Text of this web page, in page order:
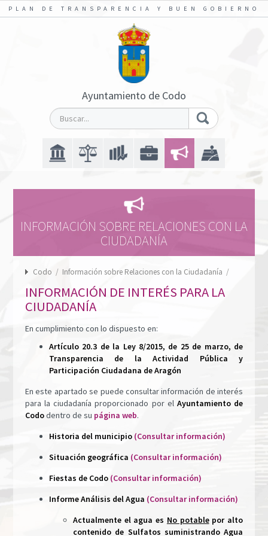
PLAN DE TRANSPARENCIA Y BUEN GOBIERNO
Ayuntamiento de Codo
INFORMACIÓN SOBRE RELACIONES CON LA
CIUDADANÍA
Codo / Información sobre Relaciones con la Ciudadanía /
INFORMACIÓN DE INTERÉS PARA LA
CIUDADANÍA
En cumplimiento con lo dispuesto en:
Artículo 20.3 de la Ley 8/2015, de 25 de marzo, de
Transparencia de la Actividad Pública y
Participación Ciudadana de Aragón
En este apartado se puede consultar información de interés
para la ciudadanía proporcionado por elAyuntamiento de
Cododentro de su página web.
Historia del municipio (Consultar información)
Situación geográfica (Consultar información)
Fiestas de Codo (Consultar información)
Informe Análisis del Agua (Consultar información)
​Actualmente el agua es No potablepor alto
contenido de Sulfatos suministrando Agua